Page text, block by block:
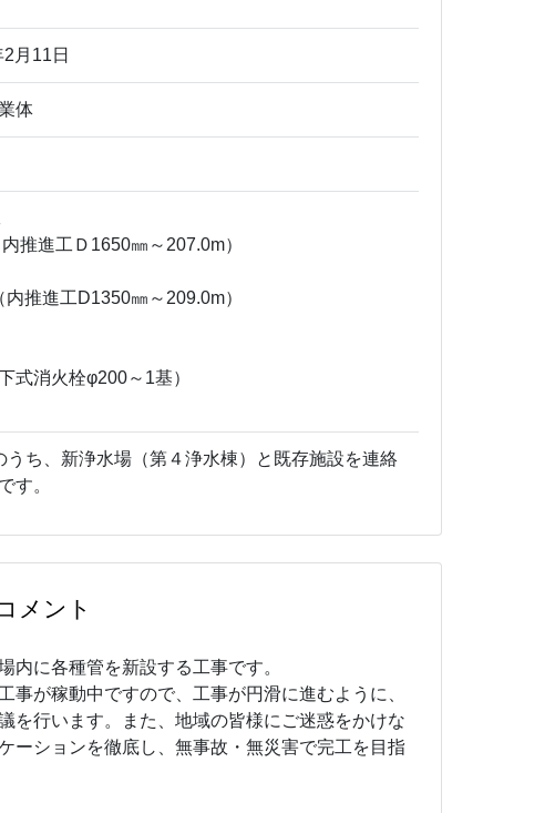
月11日
体
進工Ｄ1650㎜～207.0m）
推進工D1350㎜～209.0m）
消火栓φ200～1基）
ち、新浄水場（第４浄水棟）と既存施設を連絡
す。
メント
内に各種管を新設する工事です。
事が稼動中ですので、工事が円滑に進むように、
を行います。また、地域の皆様にご迷惑をかけな
ーションを徹底し、無事故・無災害で完工を目指